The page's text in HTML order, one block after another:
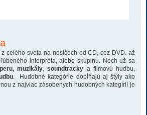
celého sveta na nosičoch od CD, cez DVD. až
interpréta, alebo skupinu. Nech už sa
muzikály ,soundtracky a filmovú hudbu,
. Hudobné kategórie dopĺňajú aj štýly ako
z najviac zásobených hudobných kategírií je